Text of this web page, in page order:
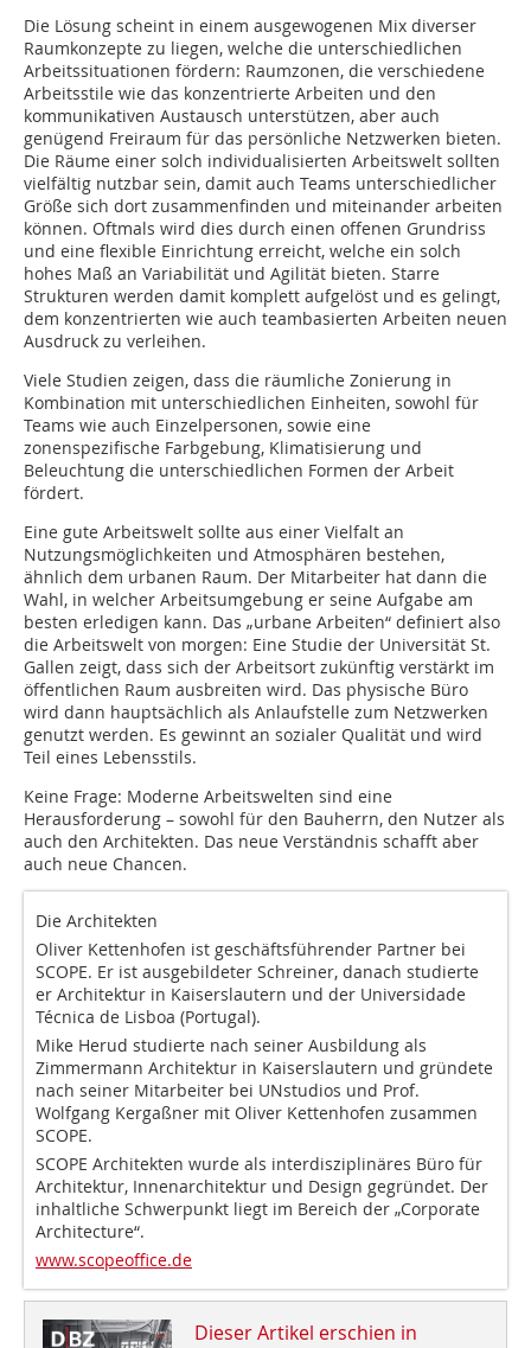
Die Lösung scheint in einem ausgewogenen Mix diverser
Raumkonzepte zu liegen, welche die unterschiedlichen
Arbeitssituationen fördern: Raumzonen, die verschiedene
Arbeitsstile wie das konzentrierte Arbeiten und den
kommunikativen Austausch unterstützen, aber auch
genügend Freiraum für das persönliche Netzwerken bieten.
Die Räume einer solch individualisierten Arbeitswelt sollten
vielfältig nutzbar sein, damit auch Teams unterschiedlicher
Größe sich dort zusammenfinden und miteinander arbeiten
können. Oftmals wird dies durch einen offenen Grundriss
und eine flexible Einrichtung erreicht, welche ein solch
hohes Maß an Variabilität und Agilität bieten. Starre
Strukturen werden damit komplett aufgelöst und es gelingt,
dem konzentrierten wie auch teambasierten Arbeiten neuen
Ausdruck zu verleihen.
Viele Studien zeigen, dass die räumliche Zonierung in
Kombination mit unterschiedlichen Einheiten, sowohl für
Teams wie auch Einzelpersonen, sowie eine
zonenspezifische Farbgebung, Klimatisierung und
Beleuchtung die unterschiedlichen Formen der Arbeit
fördert.
Eine gute Arbeitswelt sollte aus einer Vielfalt an
Nutzungsmöglichkeiten und Atmosphären bestehen,
ähnlich dem urbanen Raum. Der Mitarbeiter hat dann die
Wahl, in welcher Arbeitsumgebung er seine Aufgabe am
besten erledigen kann. Das „urbane Arbeiten“ definiert also
die Arbeitswelt von morgen: Eine Studie der Universität St.
Gallen zeigt, dass sich der Arbeitsort zukünftig verstärkt im
öffentlichen Raum ausbreiten wird. Das physische Büro
wird dann hauptsächlich als Anlaufstelle zum Netzwerken
genutzt werden. Es gewinnt an sozialer Qualität und wird
Teil eines Lebensstils.
Keine Frage: Moderne Arbeitswelten sind eine
Herausforderung – sowohl für den Bauherrn, den Nutzer als
auch den Architekten. Das neue Verständnis schafft aber
auch neue Chancen.
Die Architekten
Oliver Kettenhofen ist geschäftsführender Partner bei
SCOPE. Er ist ausgebildeter Schreiner, danach studierte
er Architektur in Kaiserslautern und der Universidade
Técnica de Lisboa (Portugal).
Mike Herud studierte nach seiner Ausbildung als
Zimmermann Architektur in Kaiserslautern und gründete
nach seiner Mitarbeiter bei UNstudios und Prof.
Wolfgang Kergaßner mit Oliver Kettenhofen zusammen
SCOPE.
SCOPE Architekten wurde als interdisziplinäres Büro für
Architektur, Innenarchitektur und Design gegründet. Der
inhaltliche Schwerpunkt liegt im Bereich der „Corporate
Architecture“.
www.scopeoffice.de
Dieser Artikel erschien in